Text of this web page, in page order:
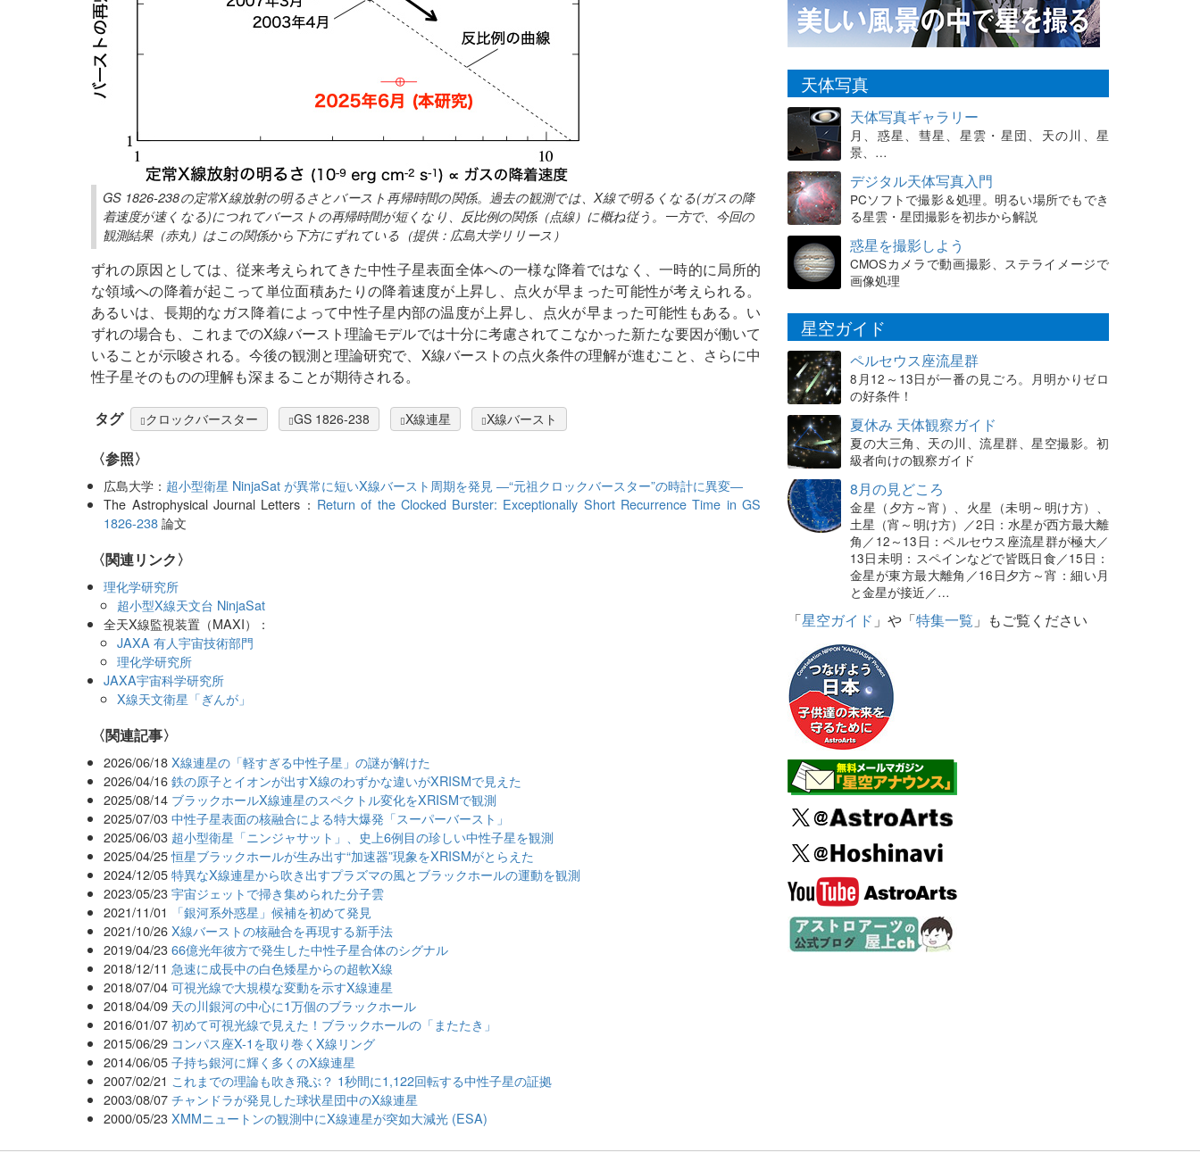
GS 1826-238の定常X線放射の明るさとバースト再帰時間の関係。過去の観測では、X線で明るくなる(ガスの降
着速度が速くなる)につれてバーストの再帰時間が短くなり、反比例の関係（点線）に概ね従う。一方で、今回の
観測結果（赤丸）はこの関係から下方にずれている（提供：広島大学リリース）
ずれの原因としては、従来考えられてきた中性子星表面全体への一様な降着ではなく、一時的に局所的
な領域への降着が起こって単位面積あたりの降着速度が上昇し、点火が早まった可能性が考えられる。
あるいは、長期的なガス降着によって中性子星内部の温度が上昇し、点火が早まった可能性もある。い
ずれの場合も、これまでのX線バースト理論モデルでは十分に考慮されてこなかった新たな要因が働いて
いることが示唆される。今後の観測と理論研究で、X線バーストの点火条件の理解が進むこと、さらに中
性子星そのものの理解も深まることが期待される。
タグ クロックバースター GS 1826-238 X線連星 X線バースト
〈参照〉
広島大学： 超小型衛星 NinjaSat が異常に短いX線バースト周期を発見 ―“元祖クロックバースター”の時計に異変―
The Astrophysical Journal Letters： Return of the Clocked Burster: Exceptionally Short Recurrence Time in GS
1826-238論文
〈関連リンク〉
理化学研究所
超小型X線天文台 NinjaSat
全天X線監視装置（MAXI）：
JAXA 有人宇宙技術部門
理化学研究所
JAXA宇宙科学研究所
X線天文衛星「ぎんが」
関連記事
2026/06/18 X線連星の「軽すぎる中性子星」の謎が解けた
2026/04/16 鉄の原子とイオンが出すX線のわずかな違いがXRISMで見えた
2025/08/14 ブラックホールX線連星のスペクトル変化をXRISMで観測
2025/07/03 中性子星表面の核融合による特大爆発「スーパーバースト」
2025/06/03 超小型衛星「ニンジャサット」、史上6例目の珍しい中性子星を観測
2025/04/25 恒星ブラックホールが生み出す“加速器”現象をXRISMがとらえた
2024/12/05 特異なX線連星から吹き出すプラズマの風とブラックホールの運動を観測
2023/05/23 宇宙ジェットで掃き集められた分子雲
2021/11/01
「銀河系外惑星」候補を初めて発見
2021/10/26 X線バーストの核融合を再現する新手法
2019/04/23 66億光年彼方で発生した中性子星合体のシグナル
2018/12/11 急速に成長中の白色矮星からの超軟X線
2018/07/04 可視光線で大規模な変動を示すX線連星
2018/04/09 天の川銀河の中心に1万個のブラックホール
2016/01/07 初めて可視光線で見えた！ブラックホールの「またたき」
2015/06/29 コンパス座X-1を取り巻くX線リング
2014/06/05 子持ち銀河に輝く多くのX線連星
2007/02/21 これまでの理論も吹き飛ぶ？ 1秒間に1,122回転する中性子星の証拠
2003/08/07 チャンドラが発見した球状星団中のX線連星
2000/05/23 XMMニュートンの観測中にX線連星が突如大減光 (ESA)
天体写真
天体写真ギャラリー
月、惑星、彗星、星雲・星団、天の川、星
景、…
デジタル天体写真入門
PCソフトで撮影＆処理。明るい場所でもでき
る星雲・星団撮影を初歩から解説
惑星を撮影しよう
CMOSカメラで動画撮影、ステライメージで
画像処理
星空ガイド
ペルセウス座流星群
8月12～13日が一番の見ごろ。月明かりゼロ
の好条件！
夏休み 天体観察ガイド
夏の大三角、天の川、流星群、星空撮影。初
級者向けの観察ガイド
8月の見どころ
金星（夕方～宵）、火星（未明～明け方）、
土星（宵～明け方）／2日：水星が西方最大離
角／12～13日：ペルセウス座流星群が極大／
13日未明：スペインなどで皆既日食／15日：
金星が東方最大離角／16日夕方～宵：細い月
と金星が接近／…
「星空ガイド 」や「特集一覧 」もご覧ください